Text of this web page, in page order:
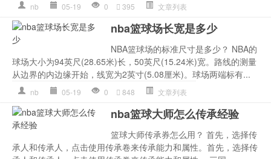
nb 05-19 0 395 文章列表
nba篮球场长宽是多少
NBA篮球场的标准尺寸是多少？ NBA的
球场大小为94英尺(28.65米)长，50英尺(15.24米)宽。路线的测量
从边界的内边缘开始，线宽为2英寸(5.08厘米)。球场两端标有...
nb 05-19 0 848 文章列表
nba篮球大师怎么传承经验
篮球大师传承券怎么用？ 首先，选择传
承人和传承人，点击使用传承卷来传承能力和属性。首先，选择传